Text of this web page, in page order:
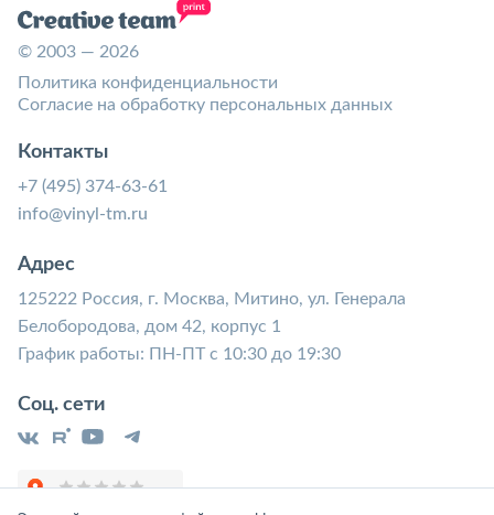
© 2003 — 2026
Политика конфиденциальности
Согласие на обработку персональных данных
Контакты
+7 (495) 374-63-61
info@vinyl-tm.ru
Адрес
125222 Россия, г. Москва, Митино, ул. Генерала
Белобородова, дом 42, корпус 1
График работы: ПН-ПТ с 10:30 до 19:30
Соц. сети